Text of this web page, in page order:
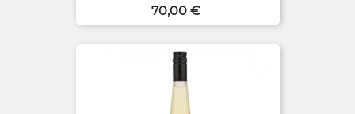
Prix
70,00 €